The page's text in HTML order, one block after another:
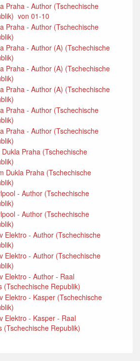
Praha - Author (Tschechische
von 01-10
Praha - Author (Tschechische
Praha - Author (A) (Tschechische
Praha - Author (A) (Tschechische
Praha - Author (A) (Tschechische
Praha - Author (Tschechische
Praha - Author (Tschechische
Dukla Praha (Tschechische
Dukla Praha (Tschechische
- Author (Tschechische
- Author (Tschechische
Elektro - Author (Tschechische
Elektro - Author (Tschechische
Elektro - Author - Raal
(Tschechische Republik)
Elektro - Kasper (Tschechische
Elektro - Kasper - Raal
(Tschechische Republik)